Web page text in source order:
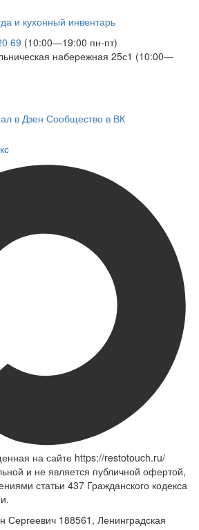
и кухонный инвентарь
69 (10:00—19:00 пн-пт)
набережная 25с1 (10:00—
в Дзен Сообщество в ВК
на сайте https://restotouch.ru/
и не является публичной офертой,
статьи 437 Гражданского кодекса
Сергеевич 188561, Ленинградская